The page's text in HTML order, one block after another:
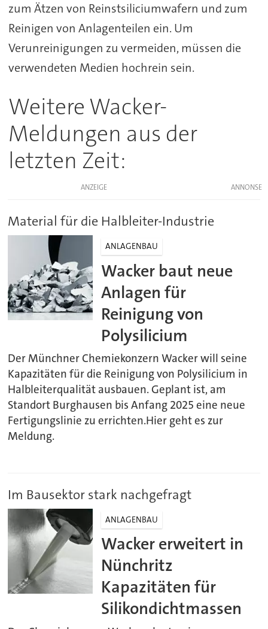
zum Ätzen von Reinstsiliciumwafern und zum
Reinigen von Anlagenteilen ein. Um
Verunreinigungen zu vermeiden, müssen die
verwendeten Medien hochrein sein.
Weitere Wacker-
Meldungen aus der
letzten Zeit:
ANZEIGE
Material für die Halbleiter-Industrie
ANLAGENBAU
Wacker baut neue
Anlagen für
Reinigung von
Polysilicium
Der Münchner Chemiekonzern Wacker will seine
Kapazitäten für die Reinigung von Polysilicium in
Halbleiterqualität ausbauen. Geplant ist, am
Standort Burghausen bis Anfang 2025 eine neue
Fertigungslinie zu errichten.Hier geht es zur
Meldung.
Im Bausektor stark nachgefragt
ANLAGENBAU
Wacker erweitert in
Nünchritz
Kapazitäten für
Silikondichtmassen